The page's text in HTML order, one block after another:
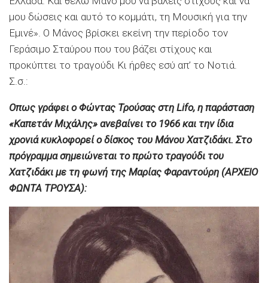
μου δώσεις και αυτό το κομμάτι, τη Μουσική για την
Εμινέ». Ο Μάνος βρίσκει εκείνη την περίοδο τον
Γεράσιμο Σταύρου που του βάζει στίχους και
προκύπτει το τραγούδι Κι ήρθες εσύ απ’ το Νοτιά.
Σ.σ.:
Οπως γράφει ο Φώντας Τρούσας στη Lifo, η παράσταση
«Καπετάν Μιχάλης» ανεβαίνει το 1966 και την ίδια
χρονιά κυκλοφορεί ο δίσκος του Μάνου Χατζιδάκι. Στο
πρόγραμμα σημειώνεται το πρώτο τραγούδι του
Χατζιδάκι με τη φωνή της Μαρίας Φαραντούρη (ΑΡΧΕΙΟ
ΦΩΝΤΑ ΤΡΟΥΣΑ):